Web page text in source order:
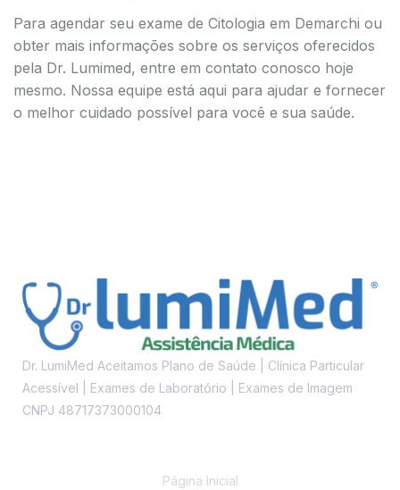
Para agendar seu exame de Citologia em Demarchi ou
obter mais informações sobre os serviços oferecidos
pela Dr. Lumimed, entre em contato conosco hoje
mesmo. Nossa equipe está aqui para ajudar e fornecer
o melhor cuidado possível para você e sua saúde.
Dr. LumiMed Aceitamos Plano de Saúde | Clínica Particular
Acessível | Exames de Laboratório | Exames de Imagem
CNPJ 48717373000104
Página Inicial